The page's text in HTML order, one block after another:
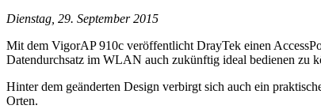
Dienstag, 29. September 2015
Mit dem VigorAP 910c veröffentlicht DrayTek einen
Datendurchsatz im WLAN auch zukünftig ideal bedienen zu
Hinter dem geänderten Design verbirgt sich auch ein
Orten.